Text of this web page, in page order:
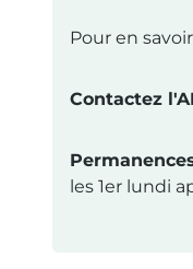
Pour en
Contactez
les 1er lundi